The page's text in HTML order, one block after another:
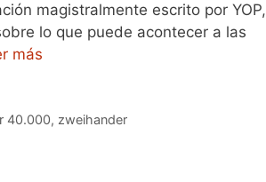
magistralmente escrito por YOP,
lo que puede acontecer a las
más
40.000, zweihander